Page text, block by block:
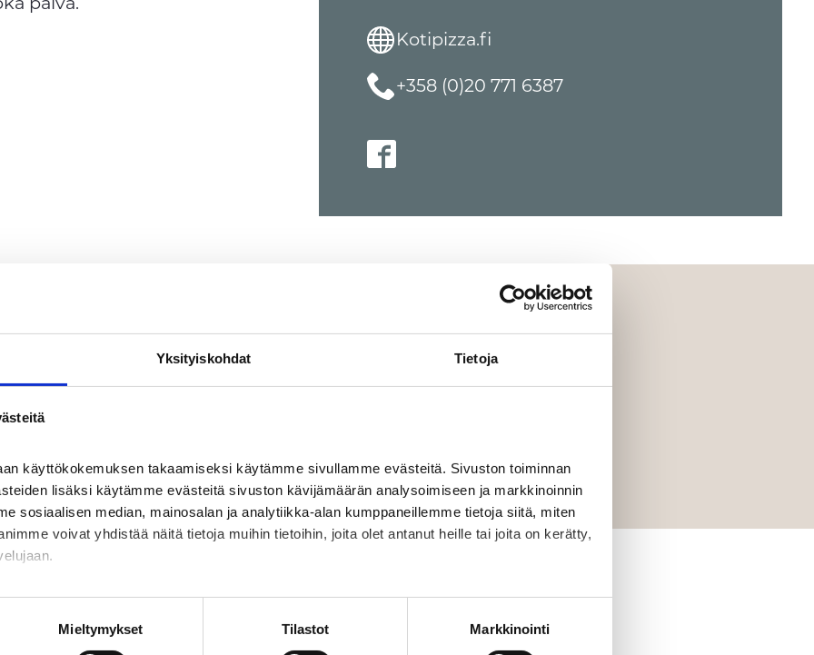
Yksityiskohdat Tietoja
käyttökokemuksen takaamiseksi käytämme sivullamme evästeitä. Sivuston toiminnan
lisäksi käytämme evästeitä sivuston kävijämäärän analysoimiseen ja markkinoinnin
sosiaalisen median, mainosalan ja analytiikka-alan kumppaneillemme tietoja siitä, miten
voivat yhdistää näitä tietoja muihin tietoihin, joita olet antanut heille tai joita on kerätty,
kävijöiden kiinnostuksen kohteista sen perusteella millaisilla sivustoilla kävijän selain
-verkostossa sekä tämän datan perusteella arvioi kävijän demografia-tietoja. Google
Mieltymykset Tilastot Markkinointi
Kotipizza.fi
+358 (0)20 771 6387